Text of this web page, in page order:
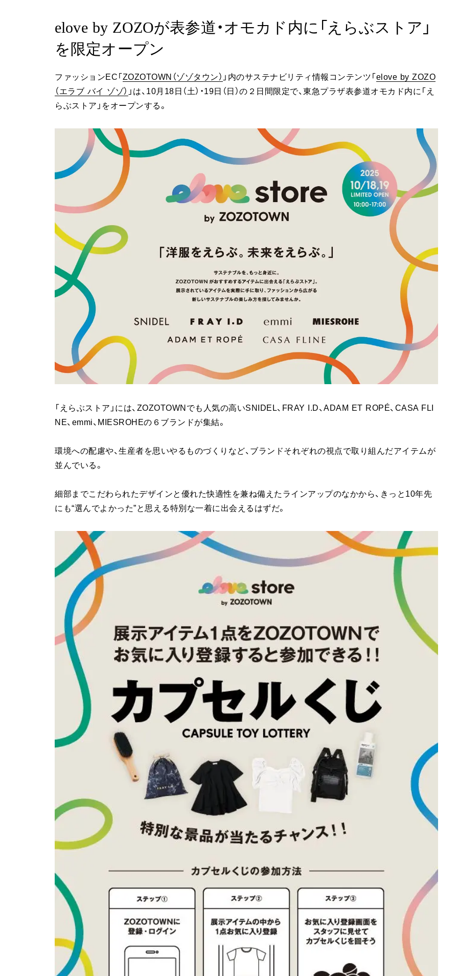
elove by ZOZOが表参道・オモカド内に「えらぶストア」
を限定オープン
ファッションEC「 ZOZOTOWN（ゾゾタウン） 」内のサステナビリティ情報コンテンツ「 elove by ZOZO
（エラブ バイ ゾゾ） 」は、10月18日（土）・19日（日）の２日間限定で、東急プラザ表参道オモカド内に「え
らぶストア」をオープンする。
「えらぶストア」には、ZOZOTOWNでも人気の高いSNIDEL、FRAY I.D、ADAM ET ROPÉ、CASA FLI
NE、emmi、MIESROHEの６ブランドが集結。
環境への配慮や、生産者を思いやるものづくりなど、ブランドそれぞれの視点で取り組んだアイテムが
並んでいる。
細部までこだわられたデザインと優れた快適性を兼ね備えたラインアップのなかから、きっと10年先
にも“選んでよかった”と思える特別な一着に出会えるはずだ。